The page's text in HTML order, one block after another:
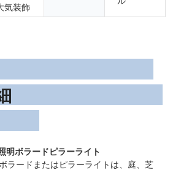
気装飾
の詳細
ラードまたはピラーライトは、庭、芝